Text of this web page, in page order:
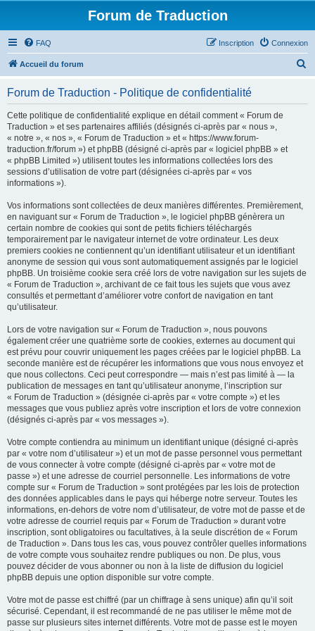
Forum de Traduction
FAQ Connexion
Inscription
Accueil du forum
Forum de Traduction - Politique de confidentialité
Cette politique de confidentialité explique en détail comment « Forum de
Traduction » et ses partenaires affiliés (désignés ci-après par « nous »,
« notre », « nos », « Forum de Traduction » et « https://www.forum-
traduction.fr/forum ») et phpBB (désigné ci-après par « logiciel phpBB » et
« phpBB Limited ») utilisent toutes les informations collectées lors des
sessions d’utilisation de votre part (désignées ci-après par « vos
informations »).
Vos informations sont collectées de deux manières différentes. Premièrement,
en naviguant sur « Forum de Traduction », le logiciel phpBB génèrera un
certain nombre de cookies qui sont de petits fichiers téléchargés
temporairement par le navigateur internet de votre ordinateur. Les deux
premiers cookies ne contiennent qu’un identifiant utilisateur et un identifiant
anonyme de session qui vous sont automatiquement assignés par le logiciel
phpBB. Un troisième cookie sera créé lors de votre navigation sur les sujets de
« Forum de Traduction », archivant de ce fait tous les sujets que vous avez
consultés et permettant d’améliorer votre confort de navigation en tant
qu’utilisateur.
Lors de votre navigation sur « Forum de Traduction », nous pouvons
également créer une quatrième sorte de cookies, externes au document qui
est prévu pour couvrir uniquement les pages créées par le logiciel phpBB. La
seconde manière est de récupérer les informations que vous nous envoyez et
que nous collectons. Ceci peut correspondre — mais n’est pas limité à — la
publication de messages en tant qu’utilisateur anonyme, l’inscription sur
« Forum de Traduction » (désignée ci-après par « votre compte ») et les
messages que vous publiez après votre inscription et lors de votre connexion
(désignés ci-après par « vos messages »).
Votre compte contiendra au minimum un identifiant unique (désigné ci-après
par « votre nom d’utilisateur ») et un mot de passe personnel vous permettant
de vous connecter à votre compte (désigné ci-après par « votre mot de
passe ») et une adresse de courriel personnelle. Les informations de votre
compte sur « Forum de Traduction » sont protégées par les lois de protection
des données applicables dans le pays qui héberge notre serveur. Toutes les
informations, en-dehors de votre nom d’utilisateur, de votre mot de passe et de
votre adresse de courriel requis par « Forum de Traduction » durant votre
inscription, sont obligatoires ou facultatives, à la seule discrétion de « Forum
de Traduction ». Dans tous les cas, vous pouvez contrôler quelles informations
de votre compte vous souhaitez rendre publiques ou non. De plus, vous
pouvez décider de vous abonner ou non à la liste de diffusion du logiciel
phpBB depuis une option disponible sur votre compte.
Votre mot de passe est chiffré (par un chiffrage à sens unique) afin qu’il soit
sécurisé. Cependant, il est recommandé de ne pas utiliser le même mot de
passe sur plusieurs sites internet différents. Votre mot de passe est le moyen